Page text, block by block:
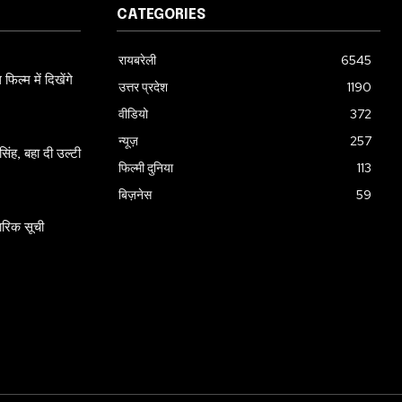
में दिखेंगे
बहा दी उल्टी
सूची
CATEGORIES
रायबरेली
6545
उत्तर प्रदेश
1190
वीडियो
372
न्यूज़
257
फिल्मी दुनिया
113
बिज़नेस
59